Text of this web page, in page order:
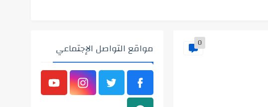
0 مواقع التواصل الإجتماعي